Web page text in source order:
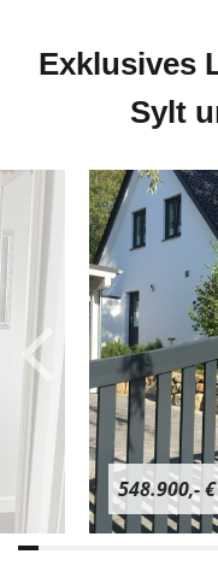
Exklusives
Sylt
548.900,- €